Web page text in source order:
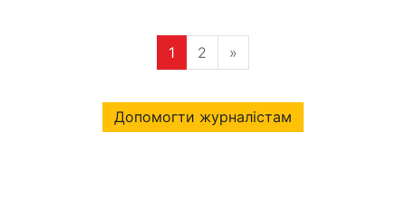
1 2 »
Допомогти журналістам